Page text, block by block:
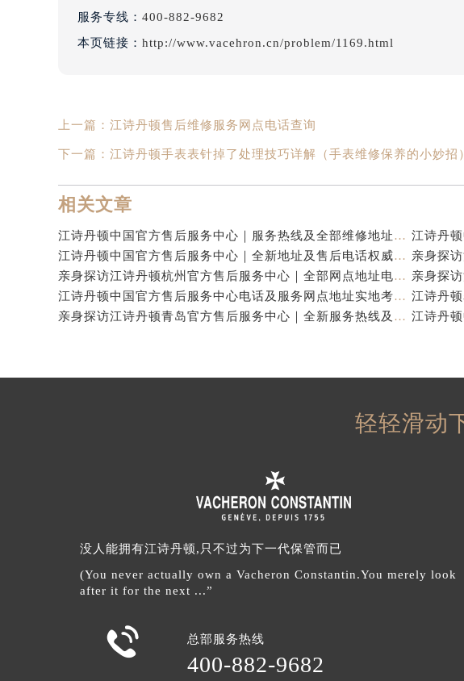
服务专线： 400-882-9682
本页链接： http://www.vacehron.cn/problem/1169.html
上一篇： 江诗丹顿售后维修服务网点电话查询
下一篇： 江诗丹顿手表表针掉了处理技巧详解（手表维修保养的小妙招）
相关文章
江诗丹顿中国官方售后服务中心｜服务热线及全部维修地址权威信息通告（2026年7月最新）
江诗丹顿中国官方售后服务中心｜全新地址及售后电话权威信息通告（2026年7月最新）
亲身探访江诗丹顿杭州官方售后服务中心｜全部网点地址电话（2026年7月最新）
江诗丹顿中国官方售后服务中心电话及服务网点地址实地考察报告_多信源验证（2026年7月最新）
亲身探访江诗丹顿青岛官方售后服务中心｜全新服务热线及门店地址（2026年7月最新）
轻轻滑动
没人能拥有江诗丹顿,只不过为下一代保管而已
(You never actually own a Vacheron Constantin.You merely look
after it for the next ...”
 总部服务热线
400-882-9682